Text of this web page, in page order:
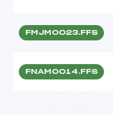
FMJM0023.FFS
FNAM0014.FFS